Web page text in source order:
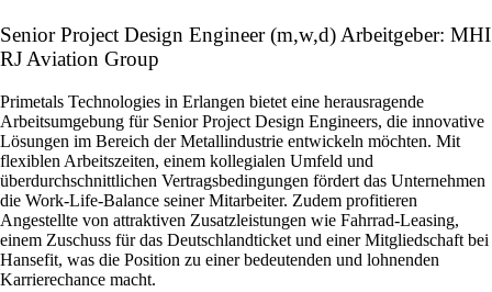
Senior Project Design Engineer (m,w,d) Arbeitgeber: MHI
RJ Aviation Group
Primetals Technologies in Erlangen bietet eine herausragende
Arbeitsumgebung für Senior Project Design Engineers, die innovative
Lösungen im Bereich der Metallindustrie entwickeln möchten. Mit
flexiblen Arbeitszeiten, einem kollegialen Umfeld und
überdurchschnittlichen Vertragsbedingungen fördert das Unternehmen
die Work-Life-Balance seiner Mitarbeiter. Zudem profitieren
Angestellte von attraktiven Zusatzleistungen wie Fahrrad-Leasing,
einem Zuschuss für das Deutschlandticket und einer Mitgliedschaft bei
Hansefit, was die Position zu einer bedeutenden und lohnenden
Karrierechance macht.